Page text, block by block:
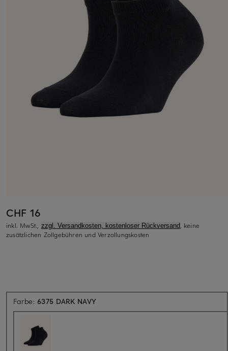
CHF 16
inkl. MwSt., zzgl. Versandkosten, kostenloser Rückversand, keine
zusätzlichen Zollgebühren und Verzollungskosten
Farbe:6375 DARK NAVY